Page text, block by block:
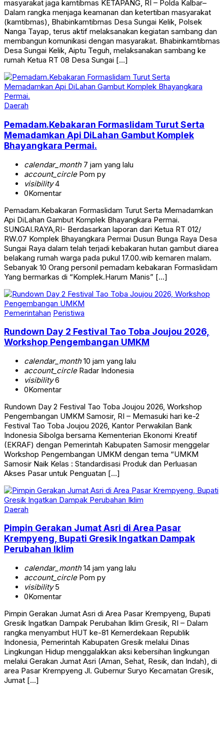
masyarakat jaga kamtibmas KETAPANG, RI – Polda Kalbar–
Dalam rangka menjaga keamanan dan ketertiban masyarakat
(kamtibmas), Bhabinkamtibmas Desa Sungai Kelik, Polsek
Nanga Tayap, terus aktif melaksanakan kegiatan sambang dan
membangun komunikasi dengan masyarakat. Bhabinkamtibmas
Desa Sungai Kelik, Aiptu Teguh, melaksanakan sambang ke
rumah Ketua RT 08 Desa Sungai […]
Daerah
Pemadam.Kebakaran Formaslidam Turut Serta
Memadamkan Api DiLahan Gambut Komplek
Bhayangkara Permai.
calendar_month7 jam yang lalu
account_circlePom py
visibility4
0Komentar
Pemadam.Kebakaran Formaslidam Turut Serta Memadamkan
Api DiLahan Gambut Komplek Bhayangkara Permai.
SUNGAI.RAYA,RI- Berdasarkan laporan dari Ketua RT 012/
RW.07 Komplek Bhayangkara Permai Dusun Bunga Raya Desa
Sungai Raya dalam telah terjadi kebakaran hutan gambut diarea
belakang rumah warga pada pukul 17.00.wib kemaren malam.
Sebanyak 10 Orang personil pemadam kebakaran Formaslidam
Yang bermarkas di “Komplek.Harum Manis” […]
Pemerintahan Peristiwa
Rundown Day 2 Festival Tao Toba Joujou 2026,
Workshop Pengembangan UMKM
calendar_month10 jam yang lalu
account_circleRadar Indonesia
visibility6
0Komentar
Rundown Day 2 Festival Tao Toba Joujou 2026, Workshop
Pengembangan UMKM Samosir, RI – Memasuki hari ke-2
Festival Tao Toba Joujou 2026, Kantor Perwakilan Bank
Indonesia Sibolga bersama Kementerian Ekonomi Kreatif
(EKRAF) dengan Pemerintah Kabupaten Samosir menggelar
Workshop Pengembangan UMKM dengan tema “UMKM
Samosir Naik Kelas : Standardisasi Produk dan Perluasan
Akses Pasar untuk Penguatan […]
Daerah
Pimpin Gerakan Jumat Asri di Area Pasar
Krempyeng, Bupati Gresik Ingatkan Dampak
Perubahan Iklim
calendar_month14 jam yang lalu
account_circlePom py
visibility5
0Komentar
Pimpin Gerakan Jumat Asri di Area Pasar Krempyeng, Bupati
Gresik Ingatkan Dampak Perubahan Iklim Gresik, RI – Dalam
rangka menyambut HUT ke-81 Kemerdekaan Republik
Indonesia, Pemerintah Kabupaten Gresik melalui Dinas
Lingkungan Hidup menggalakkan aksi kebersihan lingkungan
melalui Gerakan Jumat Asri (Aman, Sehat, Resik, dan Indah), di
area Pasar Krempyeng Jl. Gubernur Suryo Kecamatan Gresik,
Jumat […]